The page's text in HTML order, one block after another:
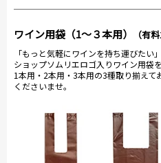
ワイン用袋（1～３本用） （有
「もっと気軽にワインを持ち運びた
ショップソムリエロゴ入りワイン用袋
1本用・2本用・3本用の3種取り揃え
くださいませ。